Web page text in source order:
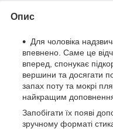
Опис
Для чоловіка
впевнено. Саме це
вперед, спонукає
вершини та досягати
запах поту та мокрі
найкращим
Запобігати їх появі
зручному форматі